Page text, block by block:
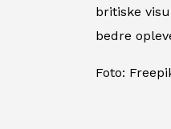
britiske
bedre
Foto: